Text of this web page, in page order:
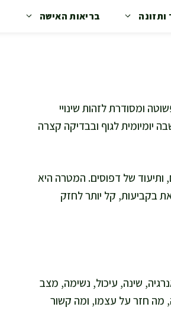
ותזונה בריאות האישה
ומסודרת לזהות שינויי
לגוף ובבדיקה קצרה
ותיעוד של דפוסים. המטרה היא
בקביעות, קל יותר לחזק
שינה, עיכול, נשימה, מצב
מה חזר על עצמו, ומה קשור